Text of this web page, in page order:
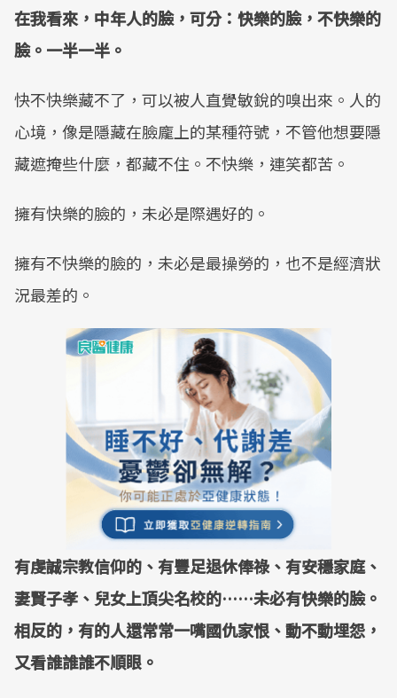
在我看來，中年人的臉，可分：快樂的臉，不快樂的
臉。一半一半。
快不快樂藏不了，可以被人直覺敏銳的嗅出來。人的
心境，像是隱藏在臉龐上的某種符號，不管他想要隱
藏遮掩些什麼，都藏不住。不快樂，連笑都苦。
擁有快樂的臉的，未必是際遇好的。
擁有不快樂的臉的，未必是最操勞的，也不是經濟狀
況最差的。
有虔誠宗教信仰的、有豐足退休俸祿、有安穩家庭、
妻賢子孝、兒女上頂尖名校的……未必有快樂的臉。
相反的，有的人還常常一嘴國仇家恨、動不動埋怨，
又看誰誰誰不順眼。